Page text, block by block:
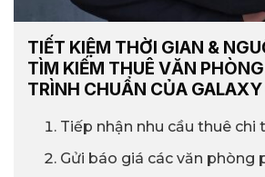
TIẾT KIỆM THỜI GIAN &
TÌM KIẾM THUÊ VĂN
TRÌNH CHUẨN CỦA GALAXY
Tiếp nhận nhu cầu thuê chi
Gửi báo giá các văn phòng